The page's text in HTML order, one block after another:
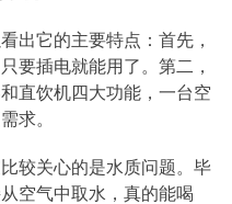
出它的主要特点：首先，
要插电就能用了。第二，
直饮机四大功能，一台空
求。
较关心的是水质问题。毕
空气中取水，真的能喝